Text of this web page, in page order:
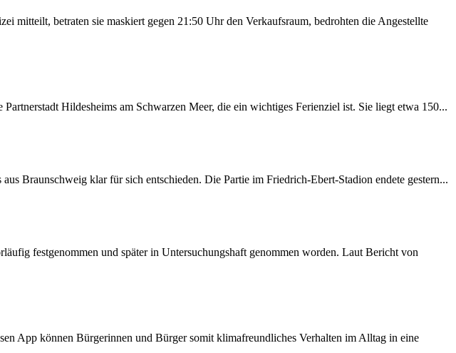
mitteilt, betraten sie maskiert gegen 21:50 Uhr den Verkaufsraum, bedrohten die Angestellte
Hildesheims am Schwarzen Meer, die ein wichtiges Ferienziel ist. Sie liegt etwa 150...
Braunschweig klar für sich entschieden. Die Partie im Friedrich-Ebert-Stadion endete gestern...
festgenommen und später in Untersuchungshaft genommen worden. Laut Bericht von
App können Bürgerinnen und Bürger somit klimafreundliches Verhalten im Alltag in eine